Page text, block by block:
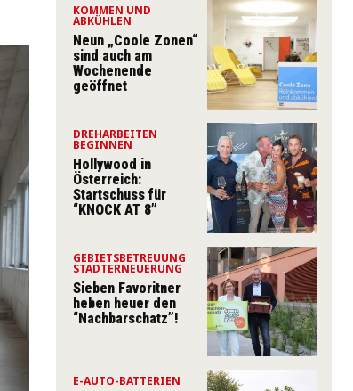
KOMMEN UND
ABKÜHLEN
Neun „Coole Zonen“
sind auch am
Wochenende
geöffnet
DREHARBEITEN
BEGINNEN
Hollywood in
Österreich:
Startschuss für
“KNOCK AT 8”
GEBIETSBETREUUNG
STADTERNEUERUNG
Sieben Favoritner
heben heuer den
“Nachbarschatz”!
E-AUTO-BATTERIEN